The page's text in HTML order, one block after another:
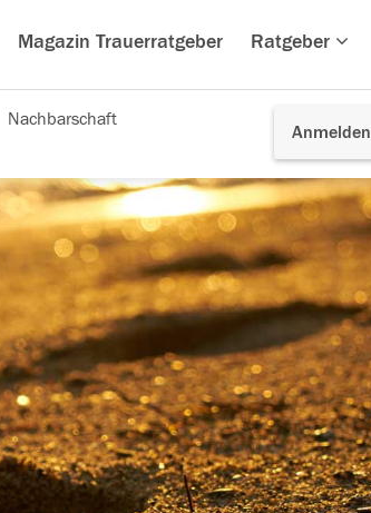
Magazin Trauerratgeber Ratgeber
Anmelden
Nachbarschaft